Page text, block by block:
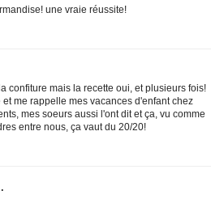
une vraie réussite!
confiture mais la recette oui, et plusieurs fois!
me rappelle mes vacances d'enfant chez
mes soeurs aussi l'ont dit et ça, vu comme
entre nous, ça vaut du 20/20!